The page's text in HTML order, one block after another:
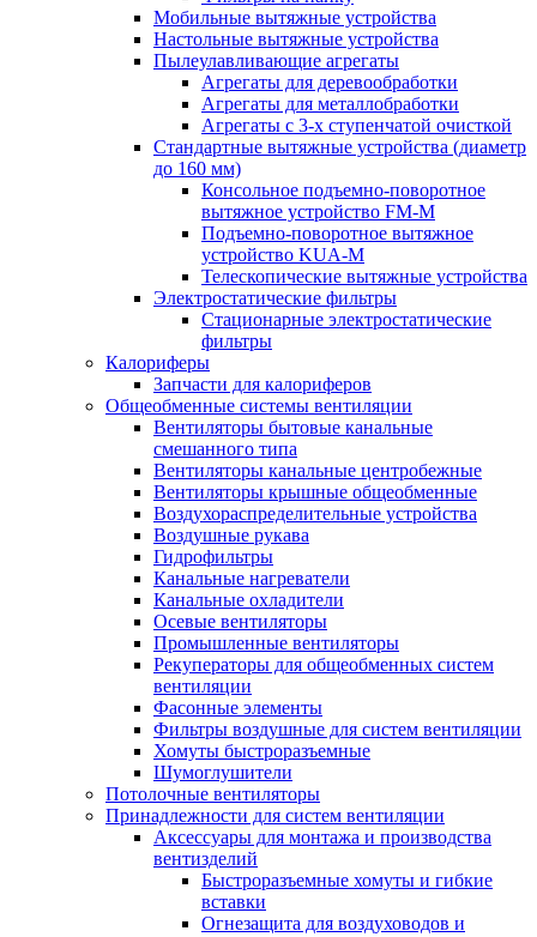
Мобильные вытяжные устройства
Настольные вытяжные устройства
Пылеулавливающие агрегаты
Агрегаты для деревообработки
Агрегаты для металлобработки
Агрегаты с 3-х ступенчатой очисткой
Стандартные вытяжные устройства (диаметр
до 160 мм)
Консольное подъемно-поворотное
вытяжное устройство FM-M
Подъемно-поворотное вытяжное
устройство KUA-M
Телескопические вытяжные устройства
Электростатические фильтры
Стационарные электростатические
фильтры
Калориферы
Запчасти для калориферов
Общеобменные системы вентиляции
Вентиляторы бытовые канальные
смешанного типа
Вентиляторы канальные центробежные
Вентиляторы крышные общеобменные
Воздухораспределительные устройства
Воздушные рукава
Гидрофильтры
Канальные нагреватели
Канальные охладители
Осевые вентиляторы
Промышленные вентиляторы
Рекуператоры для общеобменных систем
вентиляции
Фасонные элементы
Фильтры воздушные для систем вентиляции
Хомуты быстроразъемные
Шумоглушители
Потолочные вентиляторы
Принадлежности для систем вентиляции
Аксессуары для монтажа и производства
вентизделий
Быстроразъемные хомуты и гибкие
вставки
Огнезащита для воздуховодов и